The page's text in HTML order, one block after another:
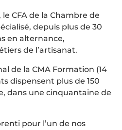
CFA de la Chambre de
depuis plus de 30
en alternance,
de l’artisanat.
de la CMA Formation (14
dispensent plus de 150
dans une cinquantaine de
pour l’un de nos